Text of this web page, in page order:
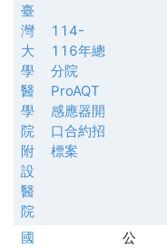
臺
灣
大
學
醫
學
院
附
設
醫
院
114-
116年總
分院
ProAQT
感應器開
口合約招
標案
國 公